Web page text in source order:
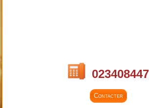
Contacter